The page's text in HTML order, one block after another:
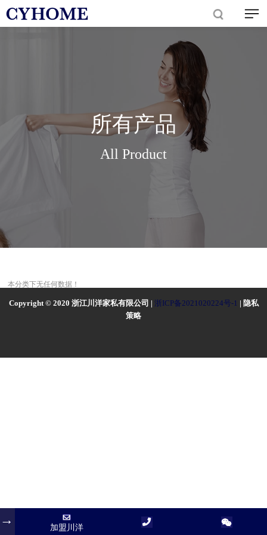
所有产品
All Product
本分类下无任何数据！
Copyright © 2020 浙江川洋家私有限公司 | 浙ICP备2021020224号-1 | 隐私
策略
加盟川洋
加盟川洋